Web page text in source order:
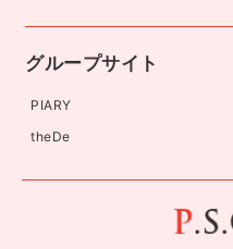
グループサイト
PIARY
theDe